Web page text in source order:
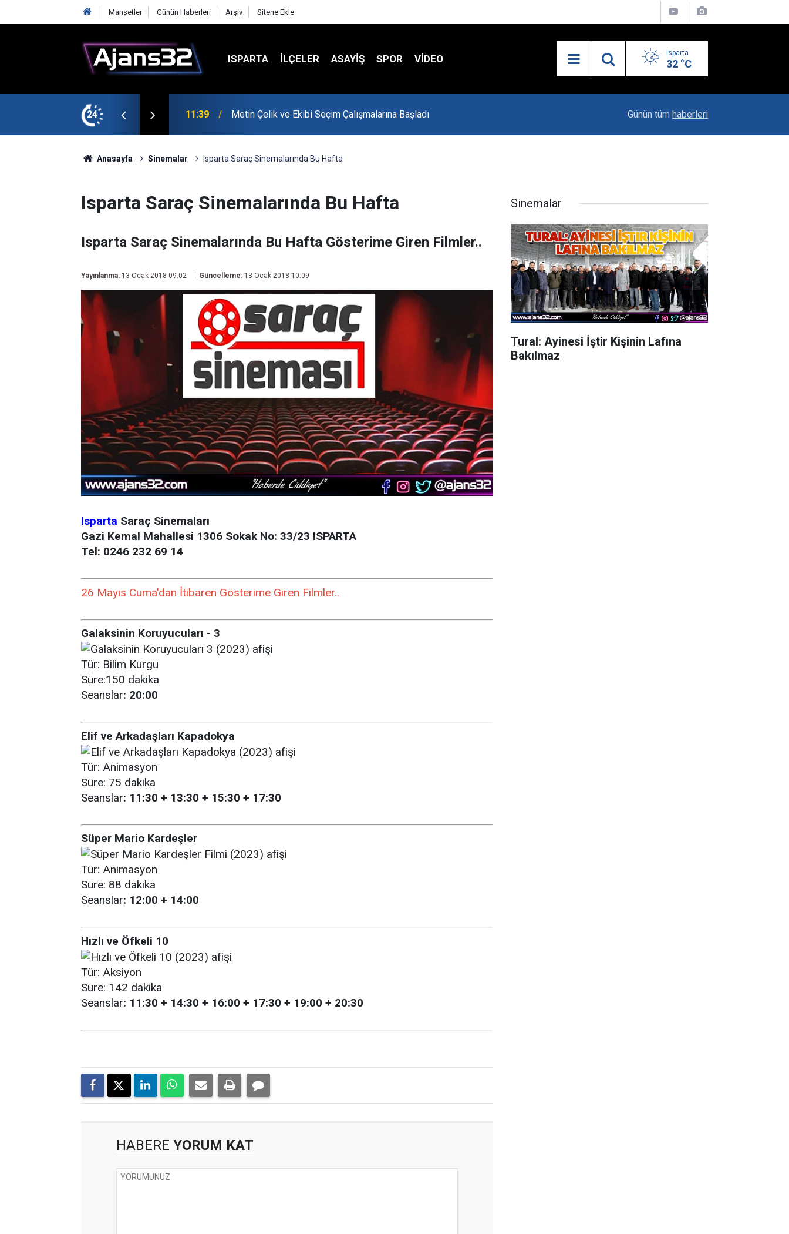
Manşetler Günün Haberleri Arşiv Sitene Ekle
ISPARTA İLÇELER ASAYİŞ SPOR VIDEO Isparta
32 °C
24 10:15 Hafta Sonu Havalar Nasıl Olacak? Kaya Ailesinin Mutluluğu: Yağız Ata Dünyaya
Günün tüm haberleri
Anasayfa Sinemalar Isparta Saraç Sinemalarında Bu Hafta
Isparta Saraç Sinemalarında Bu Hafta
Isparta Saraç Sinemalarında Bu Hafta Gösterime Giren Filmler..
Yayınlanma: 13 Ocak 2018 09:02 Güncelleme: 13 Ocak 2018 10:09
Isparta Saraç Sinemaları
Gazi Kemal Mahallesi 1306 Sokak No: 33/23 ISPARTA
Tel: 0246 232 69 14
26 Mayıs Cuma'dan İtibaren Gösterime Giren Filmler..
Galaksinin Koruyucuları - 3
Tür: Bilim Kurgu
Süre:150 dakika
Seanslar: 20:00
Elif ve Arkadaşları Kapadokya
Tür: Animasyon
Süre: 75 dakika
Seanslar: 11:30 + 13:30 + 15:30 + 17:30
Süper Mario Kardeşler
Tür: Animasyon
Süre: 88 dakika
Seanslar: 12:00 + 14:00
Hızlı ve Öfkeli 10
Tür: Aksiyon
Süre: 142 dakika
Seanslar: 11:30 + 14:30 + 16:00 + 17:30 + 19:00 + 20:30
HABERE YORUM KAT
Sinemalar
Tural: Ayinesi İştir Kişinin Lafına
Bakılmaz